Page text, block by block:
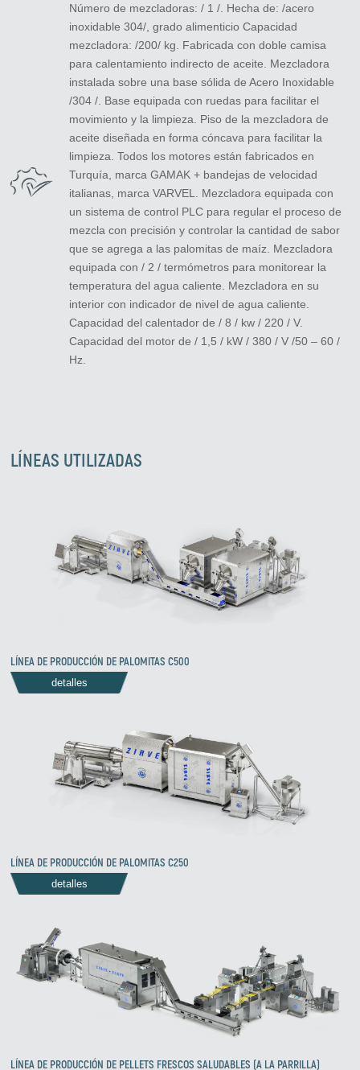
Número de mezcladoras: / 1 /. Hecha de: /acero
inoxidable 304/, grado alimenticio Capacidad
mezcladora: /200/ kg. Fabricada con doble camisa
para calentamiento indirecto de aceite. Mezcladora
instalada sobre una base sólida de Acero Inoxidable
/304 /. Base equipada con ruedas para facilitar el
movimiento y la limpieza. Piso de la mezcladora de
aceite diseñada en forma cóncava para facilitar la
limpieza. Todos los motores están fabricados en
Turquía, marca GAMAK + bandejas de velocidad
italianas, marca VARVEL. Mezcladora equipada con
un sistema de control PLC para regular el proceso de
mezcla con precisión y controlar la cantidad de sabor
que se agrega a las palomitas de maíz. Mezcladora
equipada con / 2 / termómetros para monitorear la
temperatura del agua caliente. Mezcladora en su
interior con indicador de nivel de agua caliente.
Capacidad del calentador de / 8 / kw / 220 / V.
Capacidad del motor de / 1,5 / kW / 380 / V /50 – 60 /
Hz.
LÍNEAS UTILIZADAS
LÍNEA DE PRODUCCIÓN DE PALOMITAS C500
detalles
LÍNEA DE PRODUCCIÓN DE PALOMITAS C250
detalles
LÍNEA DE PRODUCCIÓN DE PELLETS FRESCOS SALUDABLES (A LA PARRILLA)
Zirve Extrussion